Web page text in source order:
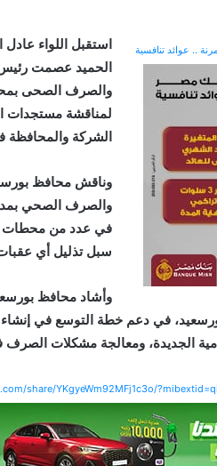
.. عوائد تنافسية
استقبل اللواء عادل
الحميد عصمت رئيس
والصرف الصحى
لمناقشة مستجدات
الشركة
وناقش محافظ
والصرف الصحي بمدن
في عدد من محطات
سبل تذليل أي
وأشاد محافظ
في دعم خطة التوسع في
الجديدة، ومعالجة مشكلات الصرف
share/YKgyeWm92MFj1c3o/